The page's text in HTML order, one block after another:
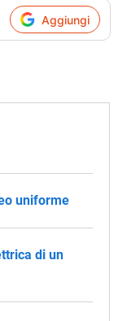
Aggiungi
uniforme
di un